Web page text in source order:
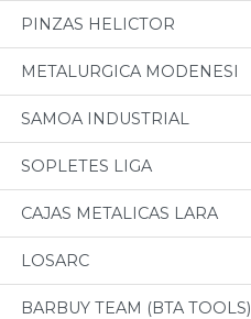
PINZAS HELICTOR
METALURGICA MODENESI
SAMOA INDUSTRIAL
SOPLETES LIGA
CAJAS METALICAS LARA
LOSARC
BARBUY TEAM (BTA TOOLS)